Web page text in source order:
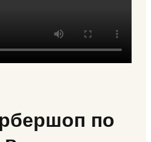
по